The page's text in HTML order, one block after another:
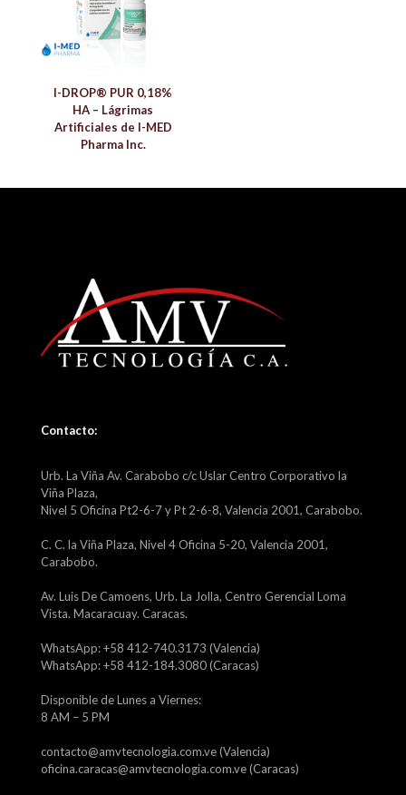
I-DROP® PUR 0,18%
HA – Lágrimas
Artificiales de I-MED
Pharma Inc.
Contacto:
Urb. La Viña Av. Carabobo c/c Uslar Centro Corporativo la
Viña Plaza,
Nivel 5 Oficina Pt2-6-7 y Pt 2-6-8, Valencia 2001, Carabobo.
C. C. la Viña Plaza, Nivel 4 Oficina 5-20, Valencia 2001,
Carabobo.
Av. Luis De Camoens, Urb. La Jolla, Centro Gerencial Loma
Vista. Macaracuay. Caracas.
WhatsApp: +58 412-740.3173 (Valencia)
WhatsApp: +58 412-184.3080 (Caracas)
Disponible de Lunes a Viernes:
8 AM – 5 PM
contacto@amvtecnologia.com.ve (Valencia)
oficina.caracas@amvtecnologia.com.ve (Caracas)